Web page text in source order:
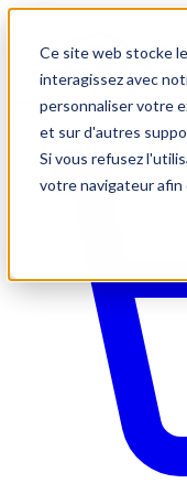
Ce site web stocke
interagissez avec
personnaliser votre
et sur d'autres
Si vous refusez
votre navigateur afin